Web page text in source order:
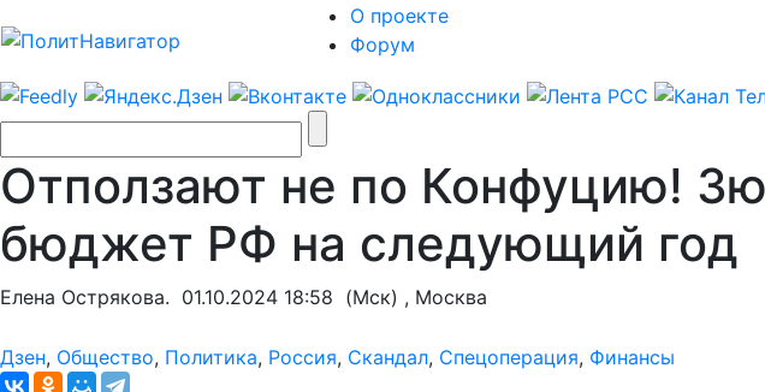
О проекте
Форум
Отползают не по Конфуцию!
бюджет РФ на следующий год
Елена Острякова. 01.10.2024 18:58 (Мск) , Москва
Дзен, Общество, Политика, Россия, Скандал, Спецоперация, Финансы